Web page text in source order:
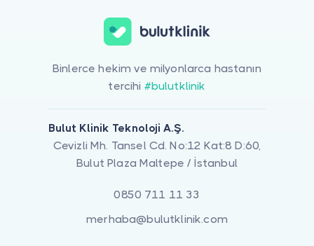
Binlerce hekim ve milyonlarca hastanın
tercihi #bulutklinik
Bulut Klinik Teknoloji A.Ş.
Cevizli Mh. Tansel Cd. No:12 Kat:8 D:60,
Bulut Plaza Maltepe / İstanbul
0850 711 11 33
merhaba@bulutklinik.com